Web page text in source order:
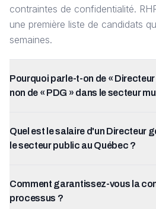
contraintes de confidentialité.
une première liste de candidats
semaines.
Pourquoi parle-t-on de «
non de « PDG » dans le secteur
Quel est le salaire d'un Directeur
le secteur public au Québec ?
Comment garantissez-vous la
processus ?